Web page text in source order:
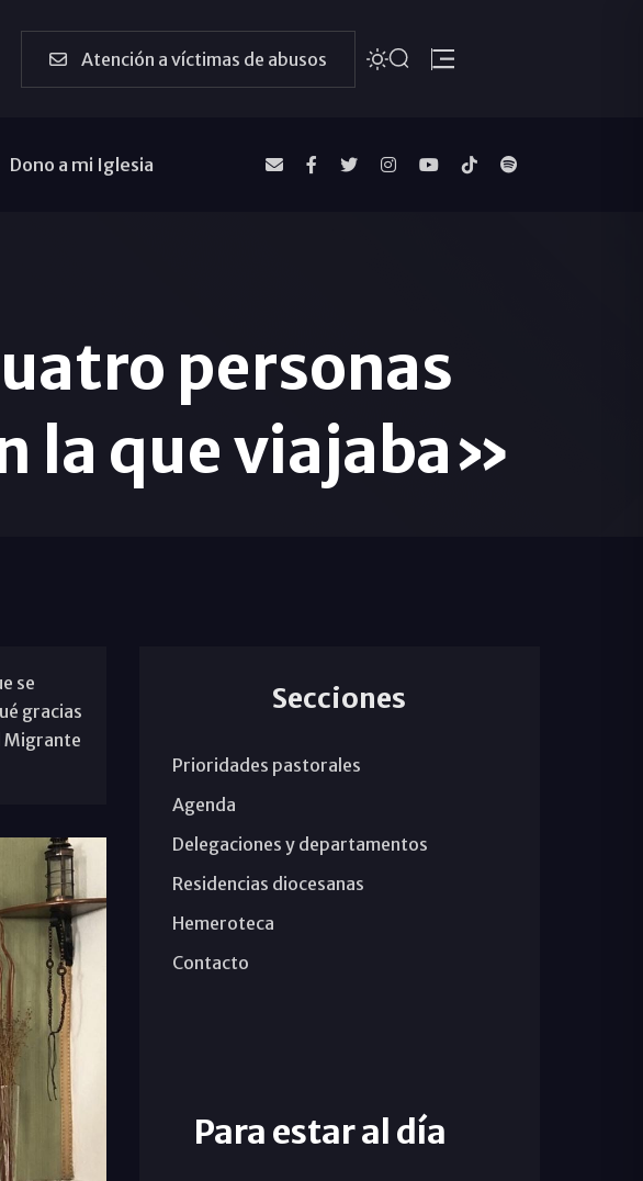
Atención a víctimas de abusos
Dono a mi Iglesia
personas
la que viajaba»
se
gracias
Migrante
Secciones
Prioridades pastorales
Agenda
Delegaciones y departamentos
Residencias diocesanas
Hemeroteca
Contacto
Para estar al día